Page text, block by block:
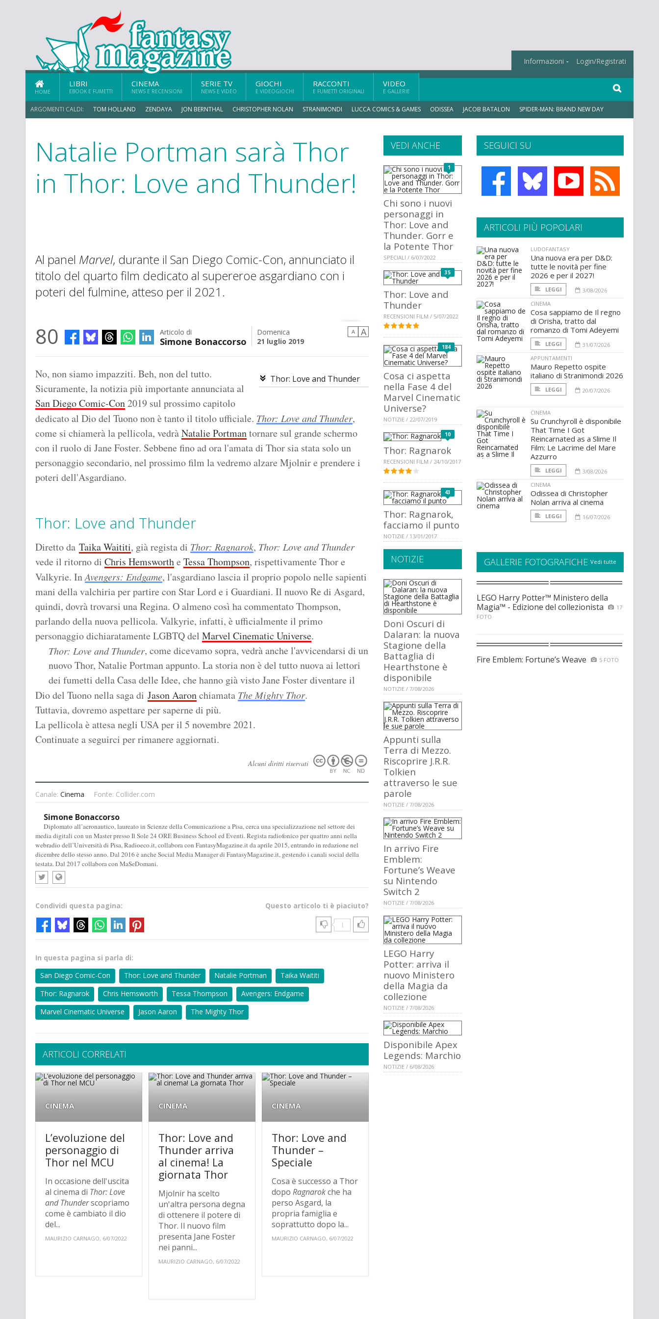
Informazioni Login/Registrati
HOME
LIBRI
EBOOK E FUMETTI
CINEMA
NEWS E RECENSIONI
SERIE TV
NEWS E VIDEO
GIOCHI
E VIDEOGIOCHI
RACCONTI
E FUMETTI ORIGINALI
VIDEO
E GALLERIE
ARGOMENTI CALDI: TOM HOLLAND ZENDAYA JON BERNTHAL CHRISTOPHER NOLAN STRANIMONDI LUCCA COMICS & GAMES ODISSEA JACOB BATALON SPIDER-MAN: BRAND NEW DAY
Natalie Portman sarà Thor
in Thor: Love and Thunder!
Al panel Marvel, durante il San Diego Comic-Con, annunciato il
titolo del quarto film dedicato al supereroe asgardiano con i
poteri del fulmine, atteso per il 2021.
80 Articolo di
Simone Bonaccorso
Domenica
21 luglio 2019
A A
Thor: Love and Thunder
No, non siamo impazziti. Beh, non del tutto.
Sicuramente, la notizia più importante annunciata al
San Diego Comic-Con2019 sul prossimo capitolo
dedicato al Dio del Tuono non è tanto il titolo ufficiale. Thor: Love and Thunder,
come si chiamerà la pellicola, vedràNatalie Portmantornare sul grande schermo
con il ruolo di Jane Foster. Sebbene fino ad ora l'amata di Thor sia stata solo un
personaggio secondario, nel prossimo film la vedremo alzare Mjolnir e prendere i
poteri dell'Asgardiano.
Thor: Love and Thunder
Diretto da Taika Waititi, già regista di Thor: Ragnarok, Thor: Love and Thunder
vede il ritorno di Chris Hemsworthe Tessa Thompson, rispettivamente Thor e
Valkyrie. InAvengers: Endgame, l'asgardiano lascia il proprio popolo nelle sapienti
mani della valchiria per partire con Star Lord e i Guardiani. Il nuovo Re di Asgard,
quindi, dovrà trovarsi una Regina. O almeno così ha commentato Thompson,
parlando della nuova pellicola. Valkyrie, infatti, è ufficialmente il primo
personaggio dichiaratamente LGBTQ del Marvel Cinematic Universe.
Thor: Love and Thunder, come dicevamo sopra, vedrà anche l'avvicendarsi di un
nuovo Thor, Natalie Portman appunto. La storia non è del tutto nuova ai lettori
dei fumetti della Casa delle Idee, che hanno già visto Jane Foster diventare il
Dio del Tuono nella saga di Jason Aaronchiamata The Mighty Thor.
Tuttavia, dovremo aspettare per saperne di più.
La pellicola è attesa negli USA per il 5 novembre 2021.
Continuate a seguirci per rimanere aggiornati.
Alcuni diritti riservati
Canale: Cinema Fonte: Collider.com
Simone Bonaccorso
Diplomato all’aeronautico, laureato in Scienze della Comunicazione a Pisa, cerca una specializzazione nel settore dei
media digitali con un Master presso Il Sole 24 ORE Business School ed Eventi. Regista radiofonico per quattro anni nella
webradio dell’Università di Pisa, Radioeco.it, collabora con FantasyMagazine.it da aprile 2015, entrando in redazione nel
dicembre dello stesso anno. Dal 2016 è anche Social Media Manager di FantasyMagazine.it, gestendo i canali social della
testata. Dal 2017 collabora con MaSeDomani.
Questo articolo ti è piaciuto?
1
Condividi questa pagina:
In questa pagina si parla di:
San Diego Comic-Con
Thor: Love and Thunder Natalie Portman
Taika Waititi
Thor: Ragnarok
Chris Hemsworth Tessa Thompson
Avengers: Endgame
Marvel Cinematic Universe
Jason Aaron The Mighty Thor
ARTICOLI CORRELATI
CINEMA
L’evoluzione del
personaggio di
Thor nel MCU
In occasione dell'uscita
al cinema di Thor: Love
and Thunderscopriamo
come è cambiato il dio
del...
MAURIZIO CARNAGO, 6/07/2022
CINEMA
Thor: Love and
Thunder arriva
al cinema! La
giornata Thor
Mjolnir ha scelto
un'altra persona degna
di ottenere il potere di
Thor. Il nuovo film
presenta Jane Foster
nei panni...
MAURIZIO CARNAGO, 6/07/2022
CINEMA
Thor: Love and
Thunder –
Speciale
Cosa è successo a Thor
dopoRagnarokche ha
perso Asgard, la
propria famiglia e
soprattutto dopo la...
MAURIZIO CARNAGO, 6/07/2022
SEGUICI SU
VEDI ANCHE
1
Chi sono i nuovi
personaggi in
Thor: Love and
Thunder. Gorr e
la Potente Thor
SPECIALI / 6/07/2022
35
Thor: Love and
Thunder
RECENSIONI FILM / 5/07/2022
184
Cosa ci aspetta
nella Fase 4 del
Marvel Cinematic
Universe?
NOTIZIE / 22/07/2019
10
Thor: Ragnarok
RECENSIONI FILM / 24/10/2017
43
Thor: Ragnarok,
facciamo il punto
NOTIZIE / 13/01/2017
NOTIZIE
Doni Oscuri di
Dalaran: la nuova
Stagione della
Battaglia di
Hearthstone è
disponibile
NOTIZIE / 7/08/2026
Appunti sulla
Terra di Mezzo.
Riscoprire J.R.R.
Tolkien
attraverso le sue
parole
NOTIZIE / 7/08/2026
In arrivo Fire
Emblem:
Fortune’s Weave
su Nintendo
Switch 2
NOTIZIE / 7/08/2026
LEGO Harry
Potter: arriva il
nuovo Ministero
della Magia da
collezione
NOTIZIE / 7/08/2026
Disponibile Apex
Legends: Marchio
NOTIZIE / 6/08/2026
ARTICOLI PIÙ POPOLARI
LUDOFANTASY
Una nuova era per D&D:
tutte le novità per fine
2026 e per il 2027!
LEGGI
3/08/2026
CINEMA
Cosa sappiamo de Il regno
di Orisha, tratto dal
romanzo di Tomi Adeyemi
LEGGI
31/07/2026
APPUNTAMENTI
Mauro Repetto ospite
italiano di Stranimondi 2026
LEGGI 20/07/2026
CINEMA
Su Crunchyroll è disponibile
That Time I Got
Reincarnated as a Slime Il
Film: Le Lacrime del Mare
Azzurro
LEGGI
3/08/2026
CINEMA
Odissea di Christopher
Nolan arriva al cinema
LEGGI 16/07/2026
GALLERIE FOTOGRAFICHE Vedi tutte
LEGO Harry Potter™ Ministero della
Magia™ - Edizione del collezionista
17
FOTO
Fire Emblem: Fortune’s Weave 5 FOTO